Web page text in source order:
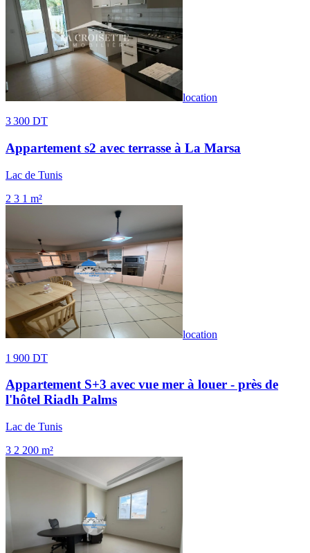
location
3 300 DT
Appartement s2 avec terrasse à La Marsa
Lac de Tunis
2 3 1 m²
location
1 900 DT
Appartement S+3 avec vue mer à louer - près de
l'hôtel Riadh Palms
Lac de Tunis
3 2 200 m²